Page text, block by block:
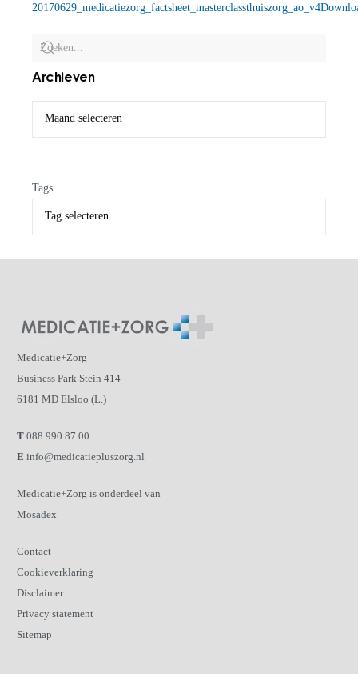
Archieven
Tags
20170629_medicatiezorg_factsheet_masterclassthuiszorg_ao_v4
Medicatie+Zorg
Business Park Stein 414
6181 MD Elsloo (L.)
T 088 990 87 00
E info@medicatiepluszorg.nl
Medicatie+Zorg is onderdeel van
Mosadex
Contact
Cookieverklaring
Disclaimer
Privacy statement
Sitemap